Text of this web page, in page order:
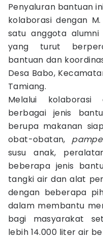
Penyaluran bantuan
kolaborasi dengan M.
satu anggota alumni
yang turut
bantuan dan
Desa Babo,
Tamiang.
Melalui kolaborasi
berbagai jenis
berupa makanan
obat-obatan,
susu anak,
beberapa jenis
tangki air dan alat
dengan beberapa
dalam membantu
bagi masyarakat
lebih 14.000 liter air